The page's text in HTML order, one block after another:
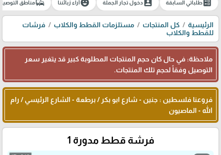
ballotطلباتي السابقة account_boxدخول تجار الجملة emoji_emotionsآراء زبائننا commuteمناطق
الرئيسية كل المنتجات مستلزمات القطط والكلاب
فرشات
للقطط والكلاب
ملاحظة: في حال كان حجم المنتجات المطلوبة كبير قد يتغير سعر
التوصيل وفقاً لحجم تلك المنتجات.
فروعنا فلسطين : جنين - شارع ابو بكر / برطعة - الشارع الرئيسي / رام
الله - الماصيون
فرشة قطط مدورة 1